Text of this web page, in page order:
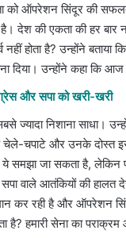
को ऑपरेशन सिंदूर की
देश की एकता की हर
होता है? उन्होंने
दिया। उन्होंने कहा कि
और सपा को खरी-खरी
ज्यादा निशाना
चपाटे और उनके दोस्त इस
ये समझा जा सकता है,
वाले आतंकियों की
कर रही है और ऑपरेशन
है? हमारी सेना का